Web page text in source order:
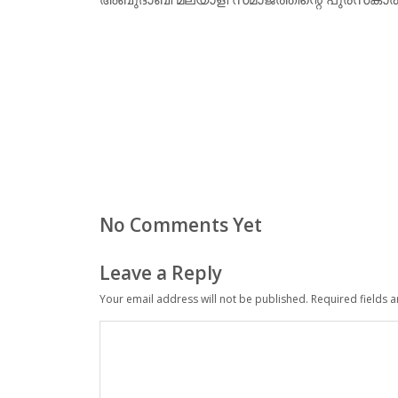
No Comments Yet
Leave a Reply
Your email address will not be published. Required fields